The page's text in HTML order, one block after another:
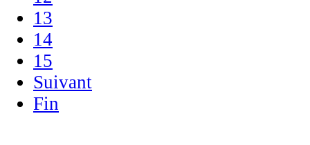
13
14
15
Suivant
Fin